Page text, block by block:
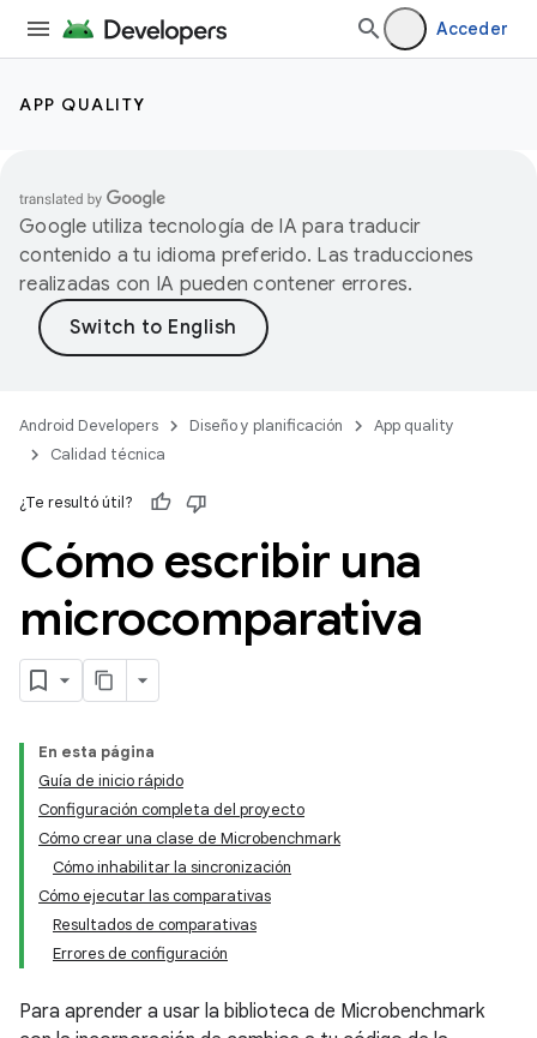
Acceder
APP QUALITY
Google utiliza tecnología de IA para traducir
contenido a tu idioma preferido. Las traducciones
realizadas con IA pueden contener errores.
Android Developers Diseño y planificación
App quality
Calidad técnica
¿Te resultó útil?
Cómo escribir una
microcomparativa
En esta página
Guía de inicio rápido
Configuración completa del proyecto
Cómo crear una clase de Microbenchmark
Cómo inhabilitar la sincronización
Cómo ejecutar las comparativas
Resultados de comparativas
Errores de configuración
Para aprender a usar la biblioteca de Microbenchmark